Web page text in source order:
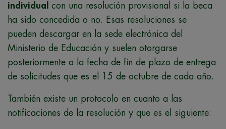
individual
con una resolución provisional si la beca
ha sido concedida o no. Esas resoluciones se
pueden descargar en la sede electrónica del
Ministerio de Educación y suelen otorgarse
posteriormente a la fecha de fin de plazo de entrega
de solicitudes que es el 15 de octubre de cada año.
También existe un protocolo en cuanto a las
notificaciones de la resolución y que es el siguiente: